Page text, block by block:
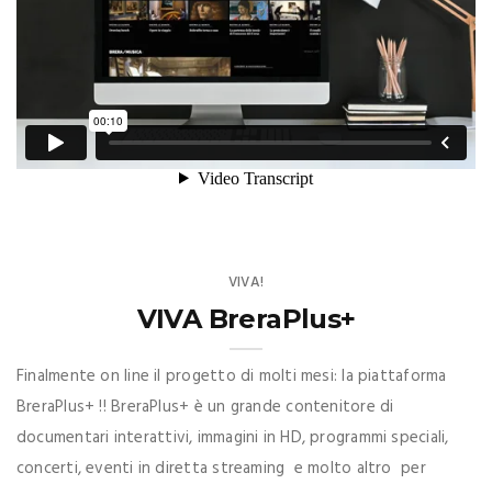
VIVA!
VIVA BreraPlus+
Finalmente on line il progetto di molti mesi: la piattaforma
BreraPlus+ !! BreraPlus+ è un grande contenitore di
documentari interattivi, immagini in HD, programmi speciali,
concerti, eventi in diretta streaming e molto altro per